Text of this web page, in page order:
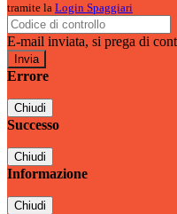
tramite la Login Spaggiari
E-mail inviata, si prega di
Errore
Chiudi
Successo
Chiudi
Informazione
Chiudi